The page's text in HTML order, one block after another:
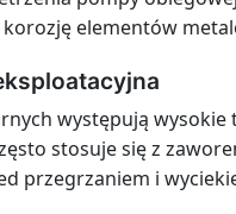
elementów
występują
stosuje się z
przegrzaniem i